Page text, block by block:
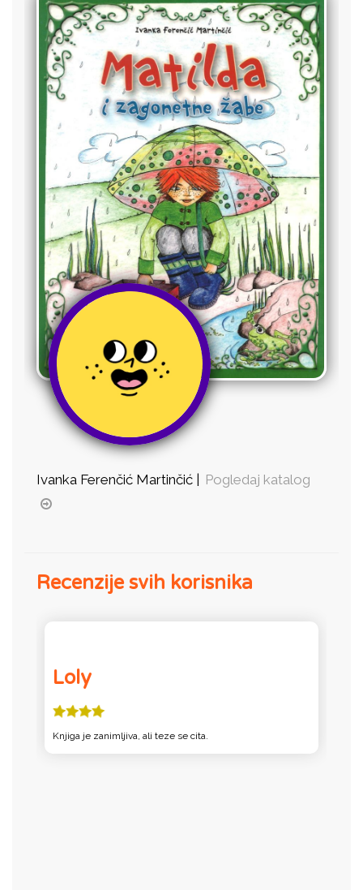
Ivanka Ferenčić Martinčić | Pogledaj katalog
Recenzije svih korisnika
Loly
Knjiga je zanimljiva, ali teze se cita.